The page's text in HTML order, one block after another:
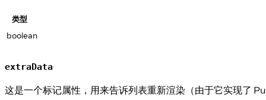
类型
boolean
extraData
这是一个标记属性，用来告诉列表重新渲染（由于它实现了